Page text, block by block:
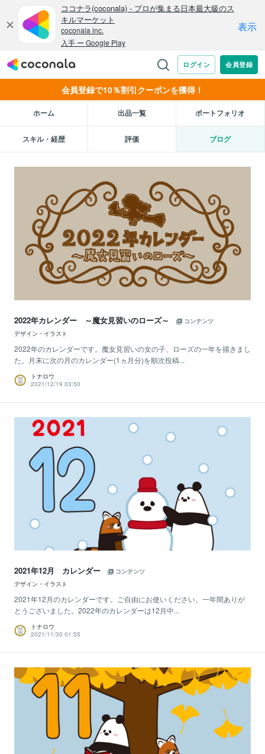
会員登録で10％割引クーポンを獲得！
ホーム 出品一覧 ポートフォリオ
スキル・経歴 評価 ブログ
2022年カレンダー ～魔女見習いのローズ～
コンテンツ
デザイン・イラスト
2022年のカレンダーです。魔女見習いの女の子、ローズの一年を描きまし
た。月末に次の月のカレンダー(1ヵ月分)を順次投稿...
トナロウ
2021/12/19 03:50
2021年12月 カレンダー
コンテンツ
デザイン・イラスト
2021年12月のカレンダーです。ご自由にお使いください。一年間ありが
とうございました。2022年のカレンダーは12月中...
トナロウ
2021/11/30 01:55